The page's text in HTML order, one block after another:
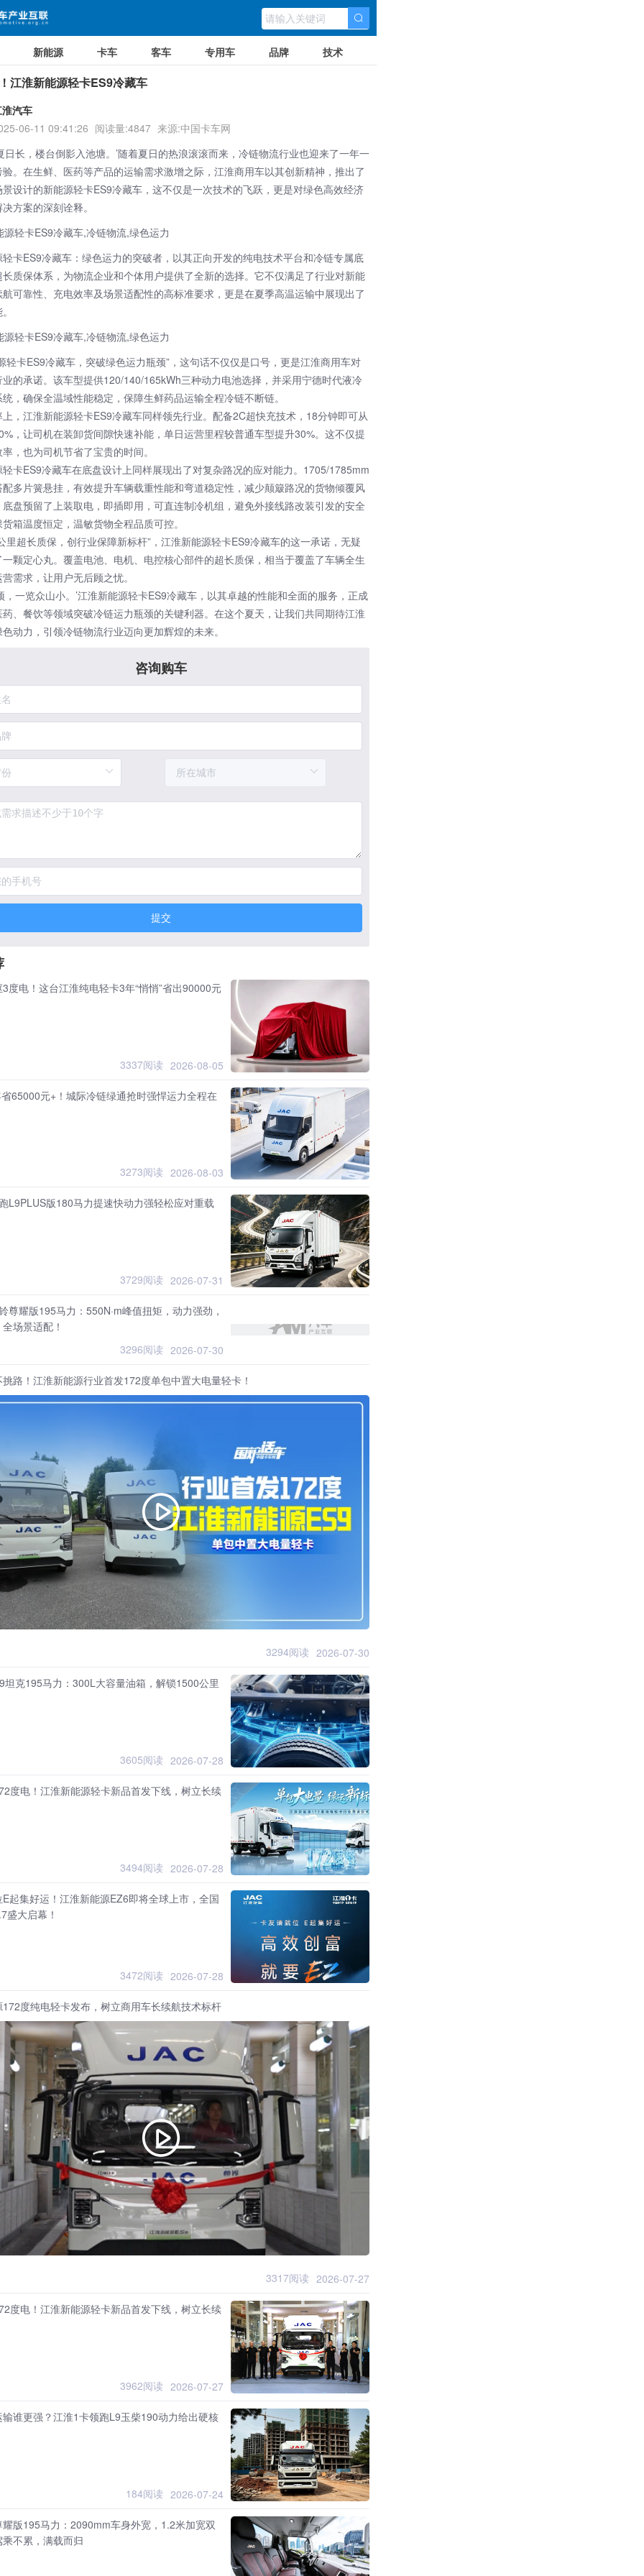
新能源 卡车 客车 专用车 品牌 技术
江淮新能源轻卡ES9冷藏车
汽车
06-11 09:41:26 阅读量:4847 来源:中国卡车网
日长，楼台倒影入池塘。’随着夏日的热浪滚滚而来，冷链物流行业也迎来了一年一
。在生鲜、医药等产品的运输需求激增之际，江淮商用车以其创新精神，推出了
设计的新能源轻卡ES9冷藏车，这不仅是一次技术的飞跃，更是对绿色高效经济
方案的深刻诠释。
卡ES9冷藏车：绿色运力的突破者，以其正向开发的纯电技术平台和冷链专属底
质保体系，为物流企业和个体用户提供了全新的选择。它不仅满足了行业对新能
可靠性、充电效率及场景适配性的高标准要求，更是在夏季高温运输中展现出了
轻卡ES9冷藏车，突破绿色运力瓶颈”，这句话不仅仅是口号，更是江淮商用车对
的承诺。该车型提供120/140/165kWh三种动力电池选择，并采用宁德时代液冷
，确保全温域性能稳定，保障生鲜药品运输全程冷链不断链。
，江淮新能源轻卡ES9冷藏车同样领先行业。配备2C超快充技术，18分钟即可从
，让司机在装卸货间隙快速补能，单日运营里程较普通车型提升30%。这不仅提
，也为司机节省了宝贵的时间。
卡ES9冷藏车在底盘设计上同样展现出了对复杂路况的应对能力。1705/1785mm
多片簧悬挂，有效提升车辆载重性能和弯道稳定性，减少颠簸路况的货物倾覆风
盘预留了上装取电，即插即用，可直连制冷机组，避免外接线路改装引发的安全
箱温度恒定，温敏货物全程品质可控。
里超长质保，创行业保障新标杆”，江淮新能源轻卡ES9冷藏车的这一承诺，无疑
颗定心丸。覆盖电池、电机、电控核心部件的超长质保，相当于覆盖了车辆全生
需求，让用户无后顾之忧。
，一览众山小。’江淮新能源轻卡ES9冷藏车，以其卓越的性能和全面的服务，正成
、餐饮等领域突破冷链运力瓶颈的关键利器。在这个夏天，让我们共同期待江淮
动力，引领冷链物流行业迈向更加辉煌的未来。
咨询购车
提交
度电！这台江淮纯电轻卡3年“悄悄”省出90000元
3337阅读 2026-08-05
65000元+！城际冷链绿通抢时强悍运力全程在
3273阅读 2026-08-03
L9PLUS版180马力提速快动力强轻松应对重载
3729阅读 2026-07-31
尊耀版195马力：550N·m峰值扭矩，动力强劲，
场景适配！
3296阅读 2026-07-30
路！江淮新能源行业首发172度单包中置大电量轻卡！
3294阅读 2026-07-30
坦克195马力：300L大容量油箱，解锁1500公里
3605阅读 2026-07-28
度电！江淮新能源轻卡新品首发下线，树立长续
3494阅读 2026-07-28
起集好运！江淮新能源EZ6即将全球上市，全国
盛大启幕！
3472阅读 2026-07-28
度纯电轻卡发布，树立商用车长续航技术标杆
3317阅读 2026-07-27
度电！江淮新能源轻卡新品首发下线，树立长续
3962阅读 2026-07-27
谁更强？江淮1卡领跑L9玉柴190动力给出硬核
184阅读 2026-07-24
版195马力：2090mm车身外宽，1.2米加宽双
不累，满载而归